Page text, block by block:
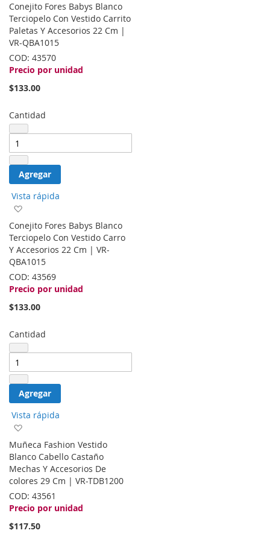
la
lista
de
deseos
Conejito Fores Babys Blanco
Terciopelo Con Vestido Carrito
Paletas Y Accesorios 22 Cm |
VR-QBA1015
COD: 43570
Precio por unidad
$133.00
Cantidad
Agregar
Vista rápida
la
lista
de
deseos
Conejito Fores Babys Blanco
Terciopelo Con Vestido Carro
Y Accesorios 22 Cm | VR-
QBA1015
COD: 43569
Precio por unidad
$133.00
Cantidad
Agregar
Vista rápida
la
lista
de
deseos
Muñeca Fashion Vestido
Blanco Cabello Castaño
Mechas Y Accesorios De
colores 29 Cm | VR-TDB1200
COD: 43561
Precio por unidad
$117.50